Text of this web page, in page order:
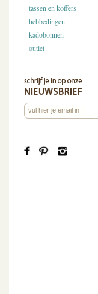
tassen en koffers
hebbedingen
kadobonnen
outlet